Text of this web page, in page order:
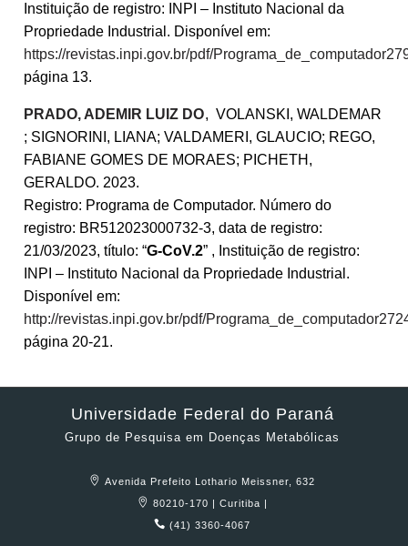
Instituição de registro: INPI – Instituto Nacional da
Propriedade Industrial. Disponível em:
https://revistas.inpi.gov.br/pdf/
página 13.
PRADO, ADEMIR LUIZ DO, VOLANSKI, WALDEMAR
; SIGNORINI, LIANA; VALDAMERI, GLAUCIO; REGO,
FABIANE GOMES DE MORAES; PICHETH,
GERALDO. 2023.
Registro: Programa de Computador. Número do
registro: BR512023000732-3, data de registro:
21/03/2023, título: “G-CoV.2” , Instituição de registro:
INPI – Instituto Nacional da Propriedade Industrial.
Disponível em:
http://revistas.inpi.gov.br/pdf/
página 20-21.
Universidade Federal do Paraná
Grupo de Pesquisa em Doenças Metabólicas
Avenida Prefeito Lothario Meissner, 632
80210-170 | Curitiba |
(41) 3360-4067